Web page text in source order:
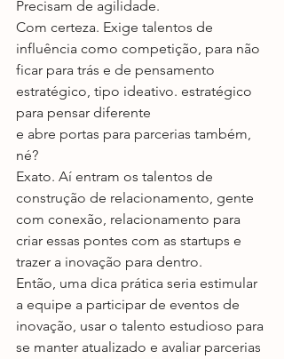
Precisam de agilidade.
Com certeza. Exige talentos de
influência como competição, para não
ficar para trás e de pensamento
estratégico, tipo ideativo. estratégico
para pensar diferente
e abre portas para parcerias também,
né?
Exato. Aí entram os talentos de
construção de relacionamento, gente
com conexão, relacionamento para
criar essas pontes com as startups e
trazer a inovação para dentro.
Então, uma dica prática seria estimular
a equipe a participar de eventos de
inovação, usar o talento estudioso para
se manter atualizado e avaliar parcerias